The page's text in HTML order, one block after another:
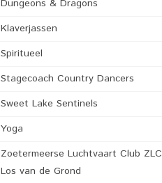
Dungeons & Dragons
Klaverjassen
Spiritueel
Stagecoach Country Dancers
Sweet Lake Sentinels
Yoga
Zoetermeerse Luchtvaart Club ZLC
Los van de Grond